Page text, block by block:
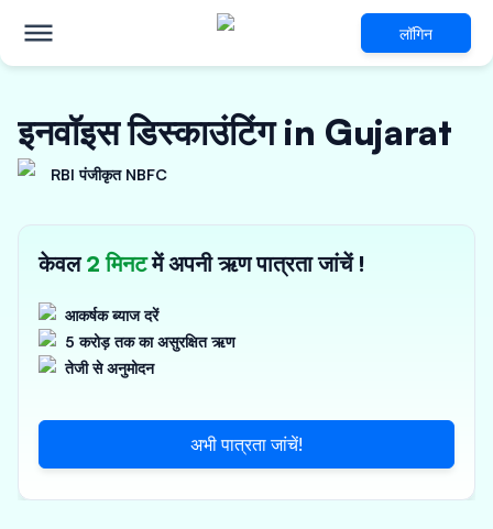
लॉगिन
इनवॉइस डिस्काउंटिंग in Gujarat
RBI पंजीकृत NBFC
केवल2 मिनटमें अपनी ऋण पात्रता जांचें !
आकर्षक ब्याज दरें
5 करोड़ तक का असुरक्षित ऋण
तेजी से अनुमोदन
अभी पात्रता जांचें!